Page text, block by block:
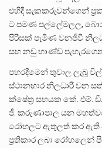
එහිදී සැකකරුවන්ගෙන්
ට පමණ පල්ලේමලල,
පිරිසක් පැමිණ වනජීවී
සහ නඩු භාණ්ඩ
පහරදීමෙන් තුවාල ලැබූ
ස්ථානභාර නිලධාරී වන
ක්ෂේත්‍ර සහයක කේ. එම්.
ජී. කරුණාපාල යන
රෝහලට ඇතුලත් කර ඇති
ප්‍රතිකාර ලබා රෝහලෙන්